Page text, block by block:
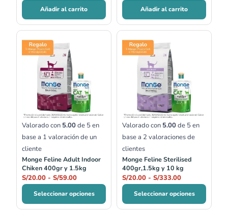
Añadir al carrito Añadir al carrito
Valorado con 5.00de 5 en
base a 1 valoración de un
cliente
Monge Feline Adult Indoor
Chiken 400gr y 1.5kg
S/20.00 - S/59.00
desde
S/20.00
hasta
S/59.00
Seleccionar opciones
Valorado con 5.00de 5 en
base a 2 valoraciones de
clientes
Monge Feline Sterilised
400gr,1.5kg y 10 kg
S/20.00 - S/333.00
desde
S/20.00
hasta
S/333.00
Seleccionar opciones